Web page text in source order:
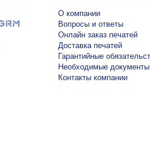
О компании
Вопросы и ответы
Онлайн заказ печатей
Доставка печатей
Гарантийные
Необходимые документы
Контакты компании